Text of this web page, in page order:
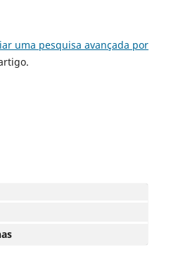
uma pesquisa avançada por